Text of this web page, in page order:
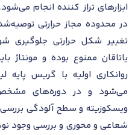
ابزارهای تراز کننده انجام
در محدوده مجاز حرارتی
تغییر شکل حرارتی
یاتاقان ممنوع بوده و مونتاژ
روانکاری اولیه با گریس پایه
می‌شود و در دوره‌های مشخص
ویسکوزیته و سطح آلودگی
شعاعی و محوری و بررسی وجود